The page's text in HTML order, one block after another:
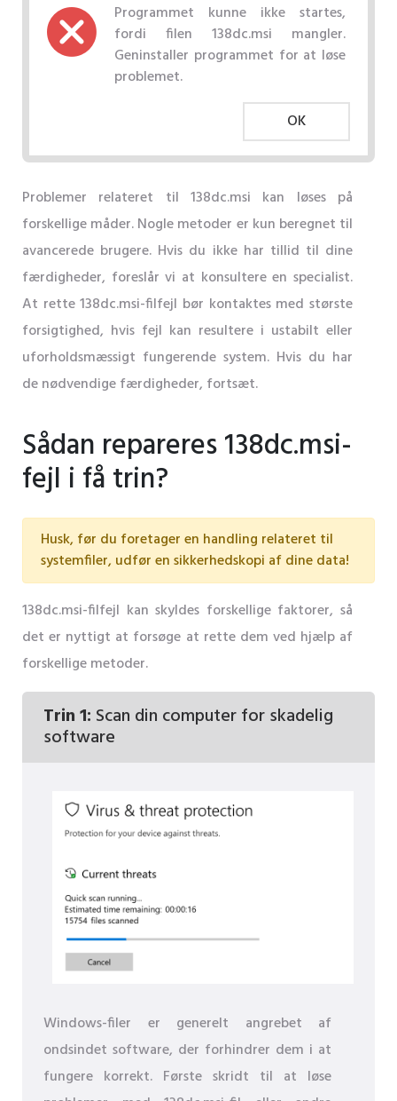
Programmet kunne ikke startes,
fordi filen 138dc.msi mangler.
Geninstaller programmet for at løse
problemet.
OK
Problemer relateret til 138dc.msi kan løses på
forskellige måder. Nogle metoder er kun beregnet til
avancerede brugere. Hvis du ikke har tillid til dine
færdigheder, foreslår vi at konsultere en specialist.
At rette 138dc.msi-filfejl bør kontaktes med største
forsigtighed, hvis fejl kan resultere i ustabilt eller
uforholdsmæssigt fungerende system. Hvis du har
de nødvendige færdigheder, fortsæt.
Sådan repareres 138dc.msi-
fejl i få trin?
Husk, før du foretager en handling relateret til
systemfiler, udfør en sikkerhedskopi af dine data!
138dc.msi-filfejl kan skyldes forskellige faktorer, så
det er nyttigt at forsøge at rette dem ved hjælp af
forskellige metoder.
Trin 1: Scan din computer for skadelig
software
Windows-filer er generelt angrebet af
ondsindet software, der forhindrer dem i at
fungere korrekt. Første skridt til at løse